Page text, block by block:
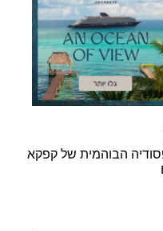
הבוהמית של קפקא